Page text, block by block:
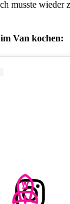
musste wieder
im Van kochen: